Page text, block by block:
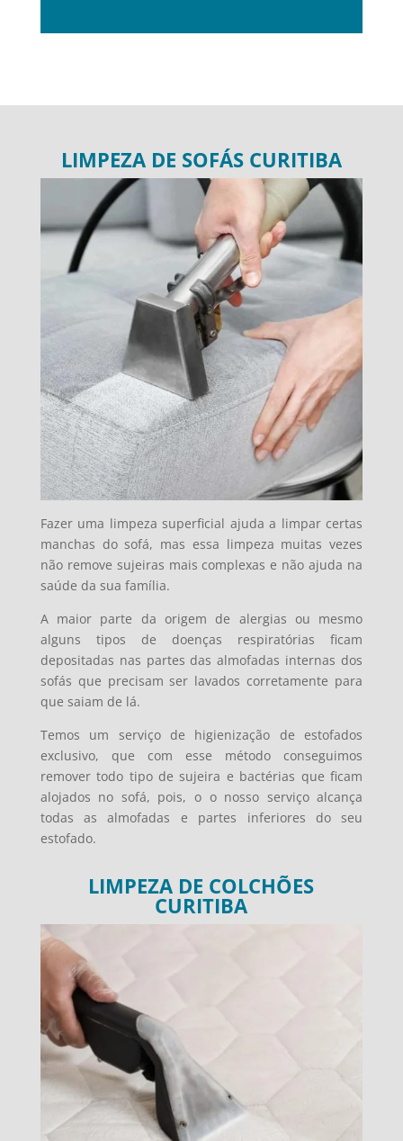
LIMPEZA DE SOFÁS CURITIBA
Fazer uma limpeza superficial ajuda a limpar certas
manchas do sofá, mas essa limpeza muitas vezes
não remove sujeiras mais complexas e não ajuda na
saúde da sua família.
A maior parte da origem de alergias ou mesmo
alguns tipos de doenças respiratórias ficam
depositadas nas partes das almofadas internas dos
sofás que precisam ser lavados corretamente para
que saiam de lá.
Temos um serviço de higienização de estofados
exclusivo, que com esse método conseguimos
remover todo tipo de sujeira e bactérias que ficam
alojados no sofá, pois, o o nosso serviço alcança
todas as almofadas e partes inferiores do seu
estofado.
LIMPEZA DE COLCHÕES
CURITIBA